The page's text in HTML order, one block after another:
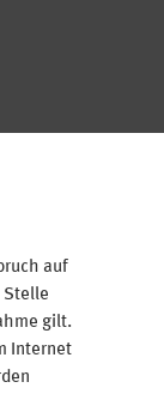
auf
Stelle
gilt.
Internet